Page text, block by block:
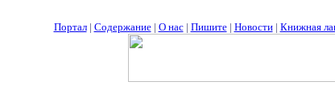
Портал| Содержание| О нас| Пишите| Новости| Книжная